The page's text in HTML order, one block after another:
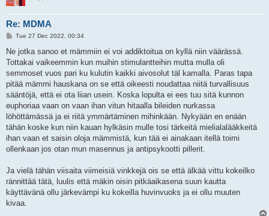
Re: MDMA
P
s
Tue 27 Dec 2022, 00:34
Ne jotka sanoo et mämmiin ei voi addiktoitua on kyllä niin väärässä.
Tottakai vaikeemmin kun muihin stimulantteihin mutta mulla oli
semmoset vuos pari ku kulutin kaikki aivosolut täl kamalla. Paras tapa
pitää mämmi hauskana on se että oikeesti noudattaa niitä turvallisuus
sääntöjä, että ei ota liian usein. Koska lopulta ei ees tuu sitä kunnon
euphoriaa vaan on vaan ihan vitun hitaalla bileiden nurkassa
löhöttämässä ja ei riitä ymmärtäminen mihinkään. Nykyään en enään
tähän koske kun niin kauan hylkäsin mulle tosi tärkeitä mielialalääkkeitä
ihan vaan et saisin oloja mämmistä, kun tää ei ainakaan itellä toimi
ollenkaan jos otan mun masennus ja antipsykootti pillerit.
Ja vielä tähän viisaita viimeisiä vinkkejä ois se että älkää vittu kokeilko
rännittää tätä, luulis että mäkin oisin pitkäaikasena suun kautta
käyttävänä ollu järkevämpi ku kokeilla huvinvuoks ja ei ollu muuten
kivaa.